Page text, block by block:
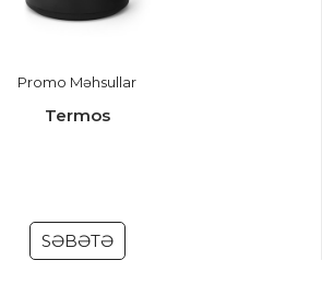
Promo Məhsullar
Termos
SƏBƏTƏ